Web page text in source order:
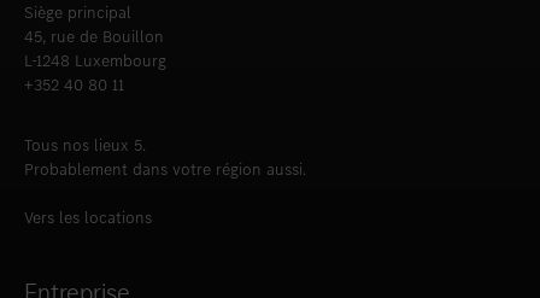
Siège principal
45, rue de Bouillon
L-1248 Luxembourg
+352 40 80 11
Tous nos lieux 5.
Probablement dans votre région aussi.
Vers les locations